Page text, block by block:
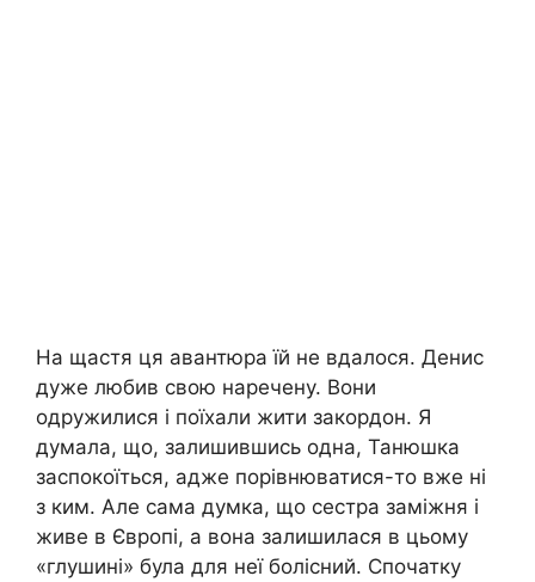
На щастя ця авантюра їй не вдалося. Денис
дуже любив свою наречену. Вони
одружилися і поїхали жити закордон. Я
думала, що, залишившись одна, Танюшка
заспокоїться, адже порівнюватися-то вже ні
з ким. Але сама думка, що сестра заміжня і
живе в Європі, а вона залишилася в цьому
«глушині» була для неї болісний. Спочатку